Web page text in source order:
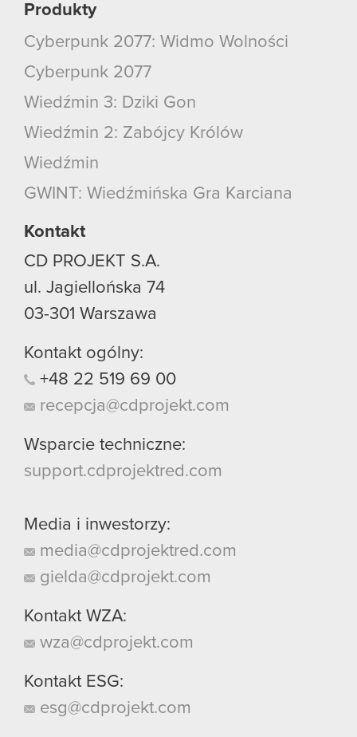
Produkty
Cyberpunk 2077: Widmo Wolności
Cyberpunk 2077
Wiedźmin 3: Dziki Gon
Wiedźmin 2: Zabójcy Królów
Wiedźmin
GWINT: Wiedźmińska Gra Karciana
Kontakt
CD PROJEKT S.A.
ul. Jagiellońska 74
03-301 Warszawa
Kontakt ogólny:
+48 22 519 69 00
recepcja@cdprojekt.com
Wsparcie techniczne:
support.cdprojektred.com
Media i inwestorzy:
media@cdprojektred.com
gielda@cdprojekt.com
Kontakt WZA:
wza@cdprojekt.com
Kontakt ESG:
esg@cdprojekt.com